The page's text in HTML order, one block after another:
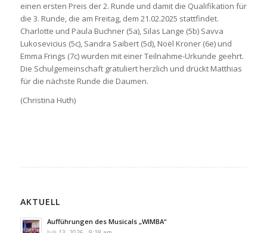
einen ersten Preis der 2. Runde und damit die Qualifikation für
die 3. Runde, die am Freitag, dem 21.02.2025 stattfindet.
Charlotte und Paula Buchner (5a), Silas Lange (5b) Savva
Lukosevicius (5c), Sandra Saibert (5d), Noël Kroner (6e) und
Emma Frings (7c) wurden mit einer Teilnahme-Urkunde geehrt.
Die Schulgemeinschaft gratuliert herzlich und drückt Matthias
für die nächste Runde die Daumen.
(Christina Huth)
AKTUELL
Aufführungen des Musicals „WIMBA“